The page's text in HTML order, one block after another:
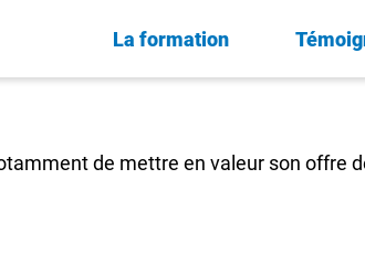
La formation
de mettre en valeur son offre